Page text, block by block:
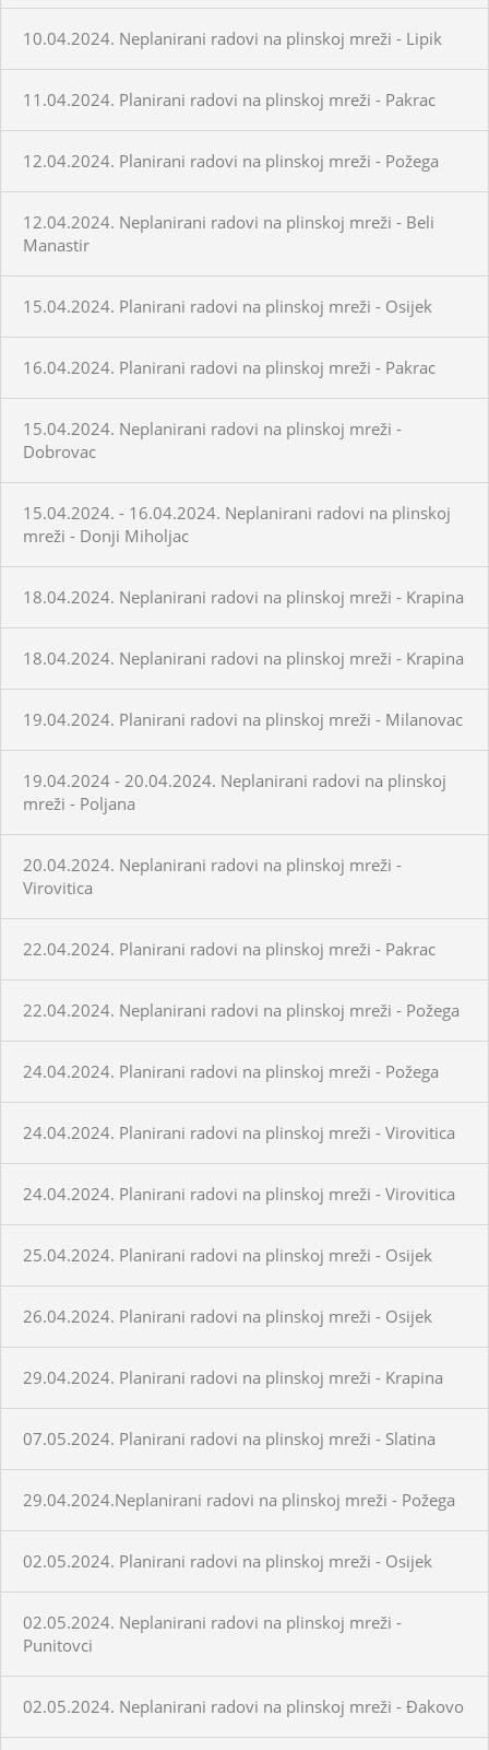
10.04.2024. Neplanirani radovi na plinskoj mreži - Lipik
11.04.2024. Planirani radovi na plinskoj mreži - Pakrac
12.04.2024. Planirani radovi na plinskoj mreži - Požega
12.04.2024. Neplanirani radovi na plinskoj mreži - Beli
Manastir
15.04.2024. Planirani radovi na plinskoj mreži - Osijek
16.04.2024. Planirani radovi na plinskoj mreži - Pakrac
15.04.2024. Neplanirani radovi na plinskoj mreži -
Dobrovac
15.04.2024. - 16.04.2024. Neplanirani radovi na plinskoj
mreži - Donji Miholjac
18.04.2024. Neplanirani radovi na plinskoj mreži - Krapina
18.04.2024. Neplanirani radovi na plinskoj mreži - Krapina
19.04.2024. Planirani radovi na plinskoj mreži - Milanovac
19.04.2024 - 20.04.2024. Neplanirani radovi na plinskoj
mreži - Poljana
20.04.2024. Neplanirani radovi na plinskoj mreži -
Virovitica
22.04.2024. Planirani radovi na plinskoj mreži - Pakrac
22.04.2024. Neplanirani radovi na plinskoj mreži - Požega
24.04.2024. Planirani radovi na plinskoj mreži - Požega
24.04.2024. Planirani radovi na plinskoj mreži - Virovitica
24.04.2024. Planirani radovi na plinskoj mreži - Virovitica
25.04.2024. Planirani radovi na plinskoj mreži - Osijek
26.04.2024. Planirani radovi na plinskoj mreži - Osijek
29.04.2024. Planirani radovi na plinskoj mreži - Krapina
07.05.2024. Planirani radovi na plinskoj mreži - Slatina
29.04.2024.Neplanirani radovi na plinskoj mreži - Požega
02.05.2024. Planirani radovi na plinskoj mreži - Osijek
02.05.2024. Neplanirani radovi na plinskoj mreži -
Punitovci
02.05.2024. Neplanirani radovi na plinskoj mreži - Đakovo